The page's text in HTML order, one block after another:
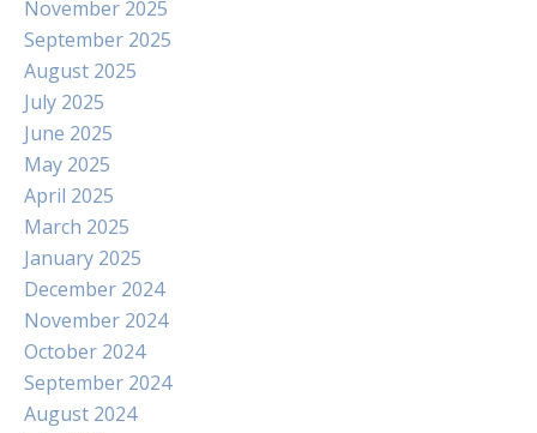
November 2025
September 2025
August 2025
July 2025
June 2025
May 2025
April 2025
March 2025
January 2025
December 2024
November 2024
October 2024
September 2024
August 2024